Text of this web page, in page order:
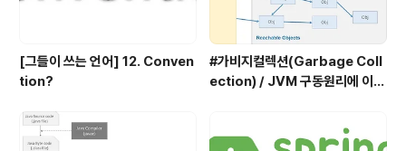
[그들이 쓰는 언어] 12. Conven
tion?
#가비지컬렉션(Garbage Coll
ection) / JVM 구동원리에 이어